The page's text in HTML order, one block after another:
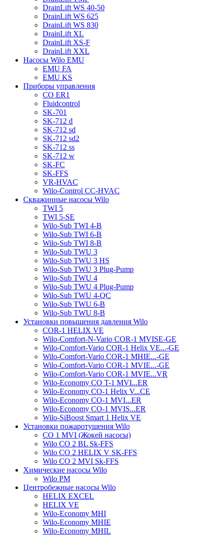
DrainLift WS 40-50
DrainLift WS 625
DrainLift WS 830
DrainLift XL
DrainLift XS-F
DrainLift XXL
Насосы Wilo EMU
EMU FA
EMU KS
Приборы управления
CO ER1
Fluidcontrol
SK-701
SK-712 d
SK-712 sd
SK-712 sd2
SK-712 ss
SK-712 w
SK-FC
SK-FFS
VR-HVAC
Wilo-Control CC-HVAC
Скважинные насосы Wilo
TWI 5
TWI 5-SE
Wilo-Sub TWI 4-B
Wilo-Sub TWI 6-B
Wilo-Sub TWI 8-B
Wilo-Sub TWU 3
Wilo-Sub TWU 3 HS
Wilo-Sub TWU 3 Plug-Pump
Wilo-Sub TWU 4
Wilo-Sub TWU 4 Plug-Pump
Wilo-Sub TWU 4-QC
Wilo-Sub TWU 6-B
Wilo-Sub TWU 8-B
Установки повышения давления Wilo
COR-1 HELIX VE
Wilo-Comfort-N-Vario COR-1 MVISE-GE
Wilo-Comfort-Vario COR-1 Helix VE...-GE
Wilo-Comfort-Vario COR-1 MHIE...-GE
Wilo-Comfort-Vario COR-1 MVIE...-GE
Wilo-Comfort-Vario COR-1 MVIE...VR
Wilo-Economy CO T-1 MVI...ER
Wilo-Economy CO-1 Helix V...CE
Wilo-Economy CO-1 MVI...ER
Wilo-Economy CO-1 MVIS...ER
Wilo-SiBoost Smart 1 Helix VE
Установки пожаротушения Wilo
CO 1 MVI (Жокей насосы)
Wilo CO 2 BL Sk-FFS
Wilo CO 2 HELIX V SK-FFS
Wilo CO 2 MVI Sk-FFS
Химические насосы Wilo
Wilo PM
Центробежные насосы Wilo
HELIX EXCEL
HELIX VE
Wilo-Economy MHI
Wilo-Economy MHIE
Wilo-Economy MHIL